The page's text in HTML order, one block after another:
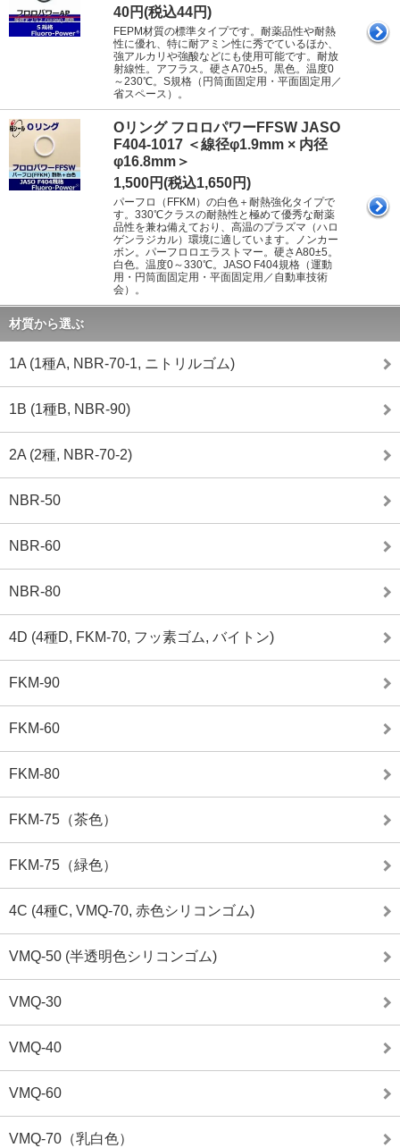
40円(税込44円)
FEPM材質の標準タイプです。耐薬品性や耐熱
性に優れ、特に耐アミン性に秀でているほか、
強アルカリや強酸などにも使用可能です。耐放
射線性。アフラス。硬さA70±5。黒色。温度0
～230℃。S規格（円筒面固定用・平面固定用／
省スペース）。
Oリング フロロパワーFFSW JASO
F404-1017 ＜線径φ1.9mm × 内径
φ16.8mm＞
1,500円(税込1,650円)
パーフロ（FFKM）の白色＋耐熱強化タイプで
す。330℃クラスの耐熱性と極めて優秀な耐薬
品性を兼ね備えており、高温のプラズマ（ハロ
ゲンラジカル）環境に適しています。ノンカー
ボン。パーフロロエラストマー。硬さA80±5。
白色。温度0～330℃。JASO F404規格（運動
用・円筒面固定用・平面固定用／自動車技術
会）。
材質から選ぶ
1A (1種A, NBR-70-1, ニトリルゴム)
1B (1種B, NBR-90)
2A (2種, NBR-70-2)
NBR-50
NBR-60
NBR-80
4D (4種D, FKM-70, フッ素ゴム, バイトン)
FKM-90
FKM-60
FKM-80
FKM-75（茶色）
FKM-75（緑色）
4C (4種C, VMQ-70, 赤色シリコンゴム)
VMQ-50 (半透明色シリコンゴム)
VMQ-30
VMQ-40
VMQ-60
VMQ-70（乳白色）